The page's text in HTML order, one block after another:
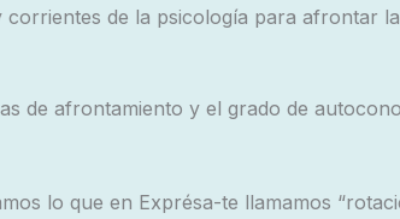
de la psicología para afrontar
de afrontamiento y el grado de
lo que en Exprésa-te llamamos